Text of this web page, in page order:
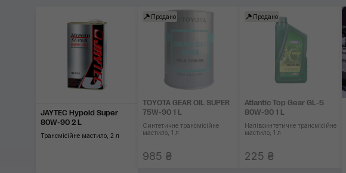
JAYTEC Hypoid Super
80W-90 2 L
Трансмісійне мастило, 2 л
Продано
TOYOTA GEAR OIL SUPER
75W-90 1 L
Синтетичне трансмісійне
мастило, 1 л
985 ₴
Продано
Atlantic Top Gear GL-5
80W-90 1 L
Напівсинтетичне трансмісійне
мастило, 1 л
225 ₴